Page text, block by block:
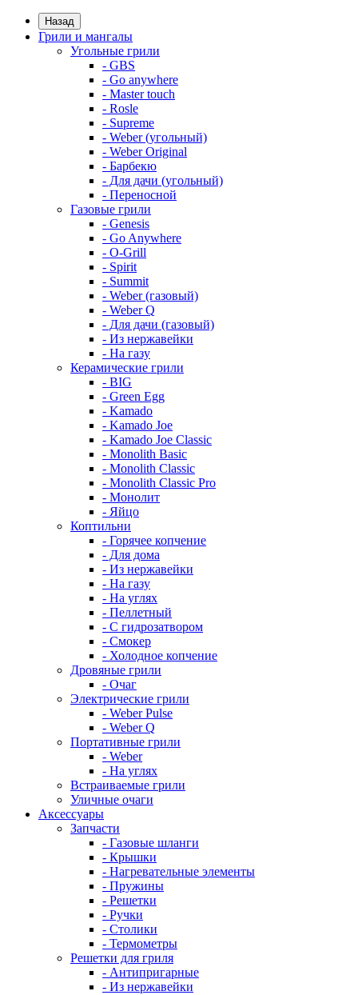
Назад
Грили и мангалы
Угольные грили
- GBS
- Go anywhere
- Master touch
- Rosle
- Supreme
- Weber (угольный)
- Weber Original
- Барбекю
- Для дачи (угольный)
- Переносной
Газовые грили
- Genesis
- Go Anywhere
- O-Grill
- Spirit
- Summit
- Weber (газовый)
- Weber Q
- Для дачи (газовый)
- Из нержавейки
- На газу
Керамические грили
- BIG
- Green Egg
- Kamado
- Kamado Joe
- Kamado Joe Classic
- Monolith Basic
- Monolith Classic
- Monolith Classic Pro
- Монолит
- Яйцо
Коптильни
- Горячее копчение
- Для дома
- Из нержавейки
- На газу
- На углях
- Пеллетный
- С гидрозатвором
- Смокер
- Холодное копчение
Дровяные грили
- Очаг
Электрические грили
- Weber Pulse
- Weber Q
Портативные грили
- Weber
- На углях
Встраиваемые грили
Уличные очаги
Аксессуары
Запчасти
- Газовые шланги
- Крышки
- Нагревательные элементы
- Пружины
- Решетки
- Ручки
- Столики
- Термометры
Решетки для гриля
- Антипригарные
- Из нержавейки